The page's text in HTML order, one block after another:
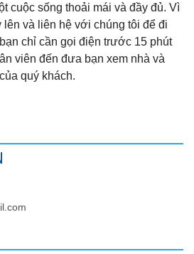
cuộc sống thoải mái và đầy đủ. Vì
lên và liên hệ với chúng tôi để đi
chỉ cần gọi điện trước 15 phút
viên đến đưa bạn xem nhà và
quý khách.